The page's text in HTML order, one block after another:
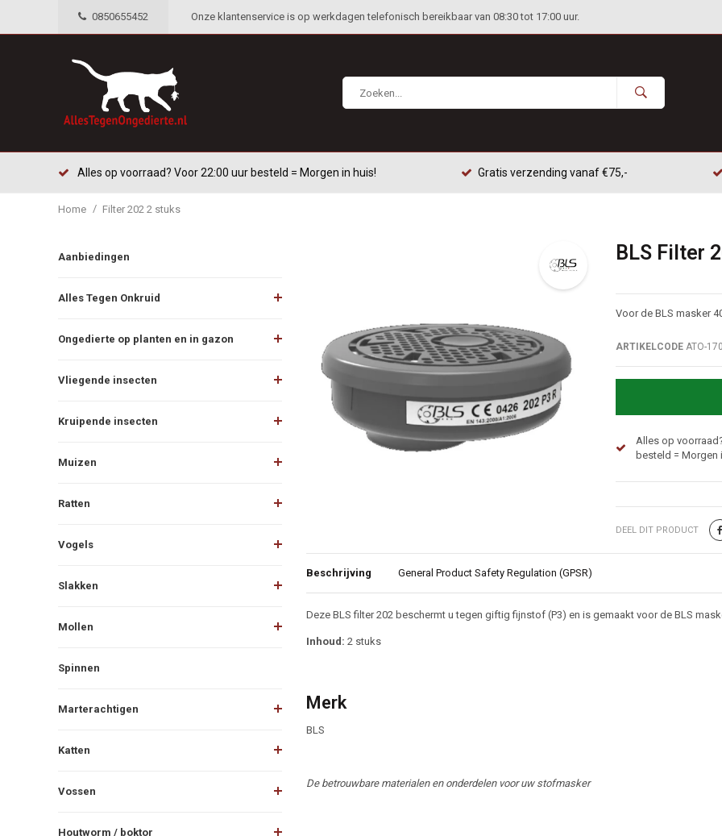
0850655452 Onze klantenservice is op werkdagen telefonisch bereikbaar van 08:30 tot 17:00 uur.
Alles op voorraad? Voor 22:00 uur besteld = Morgen in huis! Gratis verzending vanaf €75,-
Home / Filter 202 2 stuks
Aanbiedingen
Alles Tegen Onkruid
Ongedierte op planten en in gazon
Vliegende insecten
Kruipende insecten
Muizen
Ratten
Vogels
Slakken
Mollen
Spinnen
Marterachtigen
Katten
Vossen
Houtworm / boktor
BLS Filter
Voor de BLS masker
ARTIKELCODEATO-
Alles op
besteld = Morgen
DEEL DIT PRODUCT
Beschrijving General Product Safety Regulation (GPSR)
Beschrijving
Deze BLS filter 202 beschermt u tegen giftig fijnstof (P3) en is gemaakt voor de BLS
Inhoud: 2 stuks
Merk
BLS
De betrouwbare materialen en onderdelen voor uw stofmasker